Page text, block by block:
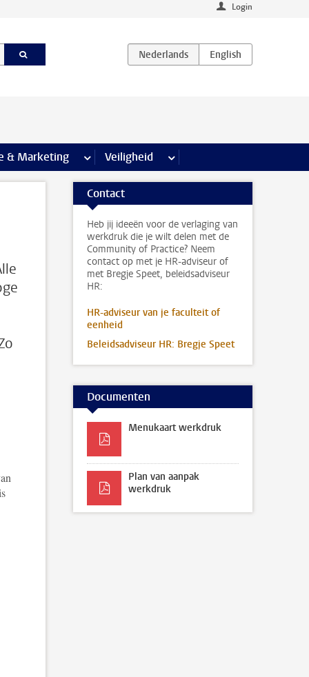
Login
& Marketing meer Communicatie & Marketing pagina’s
Veiligheid meer Veiligheid pagina’s
Contact
Heb jij ideeën voor de verlaging van
werkdruk die je wilt delen met de
Community of Practice? Neem
contact op met je HR-adviseur of
met Bregje Speet, beleidsadviseur
HR:
HR-adviseur van je faculteit of
eenheid
Beleidsadviseur HR: Bregje Speet
Documenten
Menukaart werkdruk
Plan van aanpak
werkdruk